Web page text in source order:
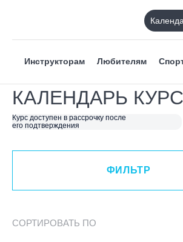
Инструкторам Любителям
КАЛЕНДАРЬ
Курс доступен в рассрочку после
его подтверждения
ФИЛЬТР
ВИД СПОРТА
Я ХОЧУ
КАТЕГОРИЯ
ЛЕКТОР
ФИЛЬТР
СОРТИРОВАТЬ ПО